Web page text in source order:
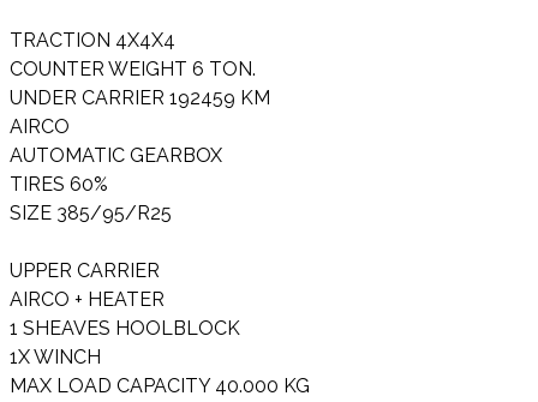
TRACTION 4X4X4
COUNTER WEIGHT 6 TON.
UNDER CARRIER 192459 KM
AIRCO
AUTOMATIC GEARBOX
TIRES 60%
SIZE 385/95/R25
UPPER CARRIER
AIRCO + HEATER
1 SHEAVES HOOLBLOCK
1X WINCH
MAX LOAD CAPACITY 40.000 KG